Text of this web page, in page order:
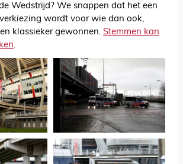
Wedstrijd? We snappen dat het een
wordt voor wie dan ook,
klassieker gewonnen. Stemmen kan
.